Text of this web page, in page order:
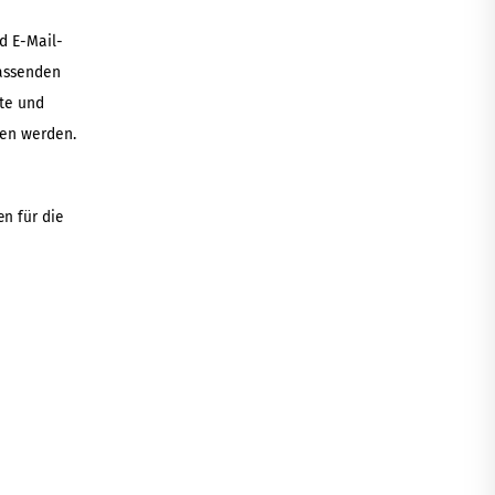
E-Mail-
und
werden.
für die